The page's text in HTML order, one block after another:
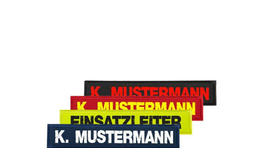
Brustschild mit aufgenähtem Klettband zur
einfachen Befestigung an Dienstkleidung
o.ä. mit vorhandenem Flauschband.Grund-
und Schriftfarbe nach Wahl, per Stück.